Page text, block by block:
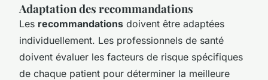
Adaptation des recommandations
Les recommandations doivent être adaptées
individuellement. Les professionnels de santé
doivent évaluer les facteurs de risque spécifiques
de chaque patient pour déterminer la meilleure